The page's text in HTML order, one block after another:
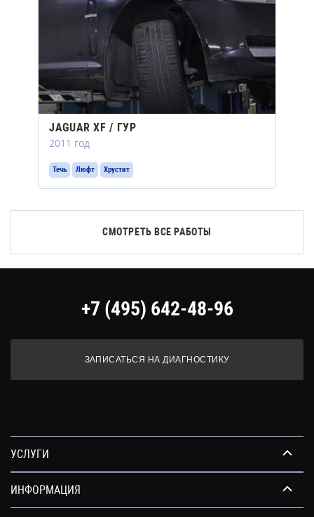
JAGUAR XF / ГУР
2011 год
Течь Люфт Хрустит
СМОТРЕТЬ ВСЕ РАБОТЫ
+7 (495) 642-48-96
ЗАПИСАТЬСЯ НА ДИАГНОСТИКУ
УСЛУГИ
ИНФОРМАЦИЯ